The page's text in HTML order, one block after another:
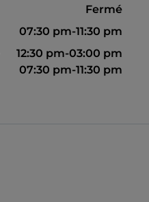
Fermé
07:30 pm-11:30 pm
12:30 pm-03:00 pm
07:30 pm-11:30 pm